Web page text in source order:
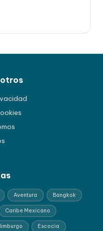
Aventura Bangkok
Caribe Mexicano
Escocia